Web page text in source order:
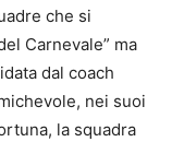
che si
Carnevale” ma
dal coach
nei suoi
la squadra